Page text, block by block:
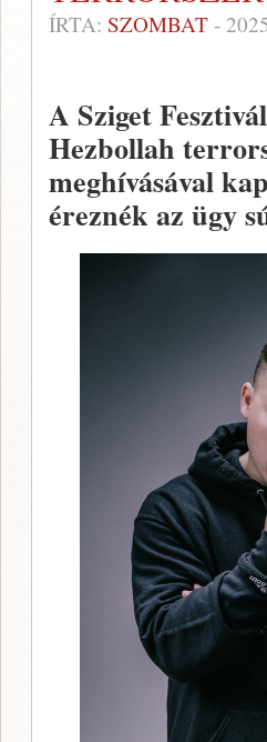
ÍRTA: SZOMBAT -
A Sziget
Hezbollah
meghívásával
éreznék az ügy